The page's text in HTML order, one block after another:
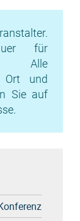
für
Alle
Ort und
Sie auf